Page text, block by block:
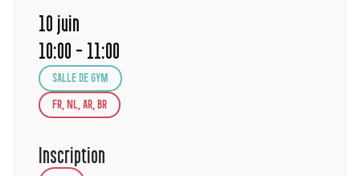
10 juin
10:00 - 11:00
SALLE DE GYM
FR, NL, AR, BR
Inscription